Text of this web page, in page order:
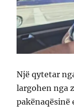
Një qytetar
largohen nga
pakënaqësinë